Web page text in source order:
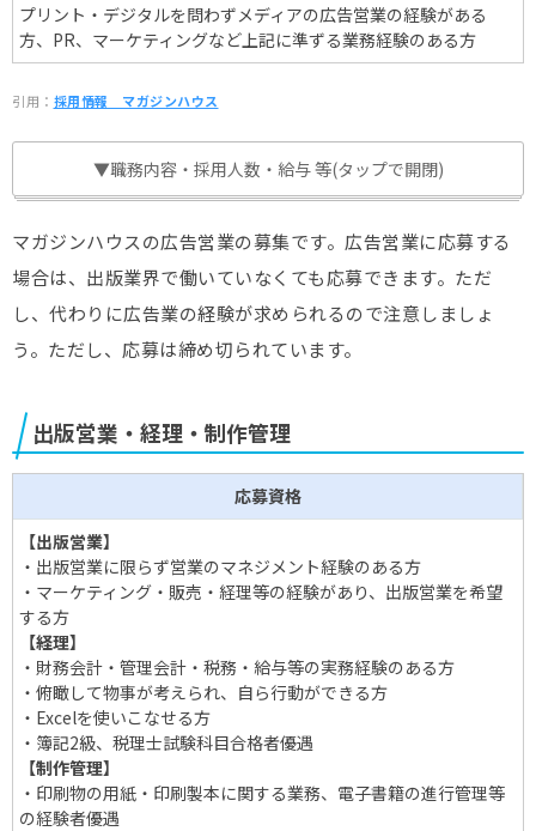
プリント・デジタルを問わずメディアの広告営業の経験がある
方、PR、マーケティングなど上記に準ずる業務経験のある方
引用： 採用情報＿マガジンハウス
▼職務内容・採用人数・給与 等(タップで開閉)
マガジンハウスの広告営業の募集です。広告営業に応募する
場合は、出版業界で働いていなくても応募できます。ただ
し、代わりに広告業の経験が求められるので注意しましょ
う。ただし、応募は締め切られています。
出版営業・経理・制作管理
応募資格
【出版営業】
・出版営業に限らず営業のマネジメント経験のある方
・マーケティング・販売・経理等の経験があり、出版営業を希望
する方
【経理】
・財務会計・管理会計・税務・給与等の実務経験のある方
・俯瞰して物事が考えられ、自ら行動ができる方
・Excelを使いこなせる方
・簿記2級、税理士試験科目合格者優遇
【制作管理】
・印刷物の用紙・印刷製本に関する業務、電子書籍の進行管理等
の経験者優遇